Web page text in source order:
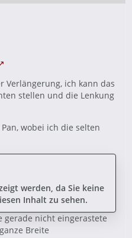
Verlängerung, ich kann das
stellen und die Lenkung
wobei ich die selten
werden, da Sie keine
Inhalt zu sehen.
nicht eingerastete
Breite